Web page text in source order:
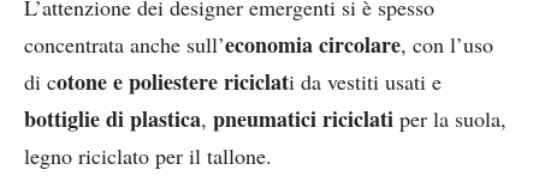
L’attenzione dei designer emergenti si è spesso
concentrata anche sull’economia circolare, con l’uso
di cotone e poliestere riciclati da vestiti usati e
bottiglie di plastica, pneumatici riciclati per la suola,
legno riciclato per il tallone.